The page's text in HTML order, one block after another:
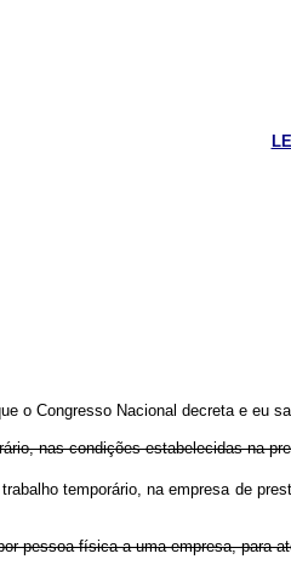
o Congresso Nacional decreta e eu
nas condições estabelecidas na
trabalho temporário, na empresa
pessoa física a uma empresa,